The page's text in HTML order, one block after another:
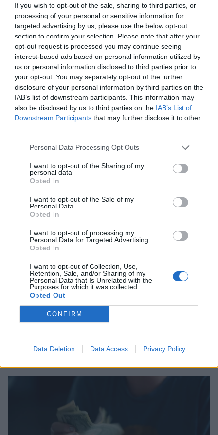
If you wish to opt-out of the sale, sharing to third parties, or
processing of your personal or sensitive information for
targeted advertising by us, please use the below opt-out
section to confirm your selection. Please note that after your
opt-out request is processed you may continue seeing
interest-based ads based on personal information utilized by
us or personal information disclosed to third parties prior to
your opt-out. You may separately opt-out of the further
disclosure of your personal information by third parties on the
IAB’s list of downstream participants. This information may
also be disclosed by us to third parties on the IAB’s List of
Downstream Participants that may further disclose it to other
Personal Data Processing Opt Outs
I want to opt-out of the Sharing of my
personal data.
Opted In
I want to opt-out of the Sale of my
Personal Data.
Opted In
I want to opt-out of processing my
Personal Data for Targeted Advertising.
Opted In
I want to opt-out of Collection, Use,
Retention, Sale, and/or Sharing of my
Personal Data that Is Unrelated with the
Purposes for which it was collected.
Opted Out
CONFIRM
Data Deletion Data Access Privacy Policy
Τροχαίο ατύχημα για τον Mike
Άννα Ρεζάν: Ποζάρει με το μαγιό της σε απόλυτη
δημοσιεύματα για την προσωπική του ζωή –
«Κάθε μελλοντικό δημοσίευμα θα